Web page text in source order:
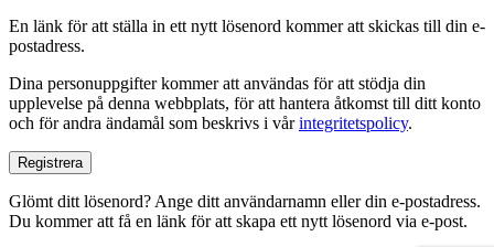
En länk för att ställa in ett nytt lösenord kommer att skickas till din e-
postadress.
Dina personuppgifter kommer att användas för att stödja din
upplevelse på denna webbplats, för att hantera åtkomst till ditt konto
och för andra ändamål som beskrivs i vårintegritetspolicy.
Registrera
Glömt ditt lösenord? Ange ditt användarnamn eller din e-postadress.
Du kommer att få en länk för att skapa ett nytt lösenord via e-post.